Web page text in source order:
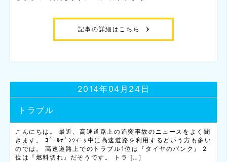
記事の詳細はこちら
トラブル
2014年04月24日
こんにちは。 最近、高速道路上の追突事故のニュースをよく聞
きます。 ｺﾞｰﾙﾃﾞﾝｳｨｰｸ中に高速道路を利用するという方も多い
のでは。 高速道路上でのトラブル1位は『タイヤのパンク』 2
位は『燃料切れ』だそうです。 トラ […]